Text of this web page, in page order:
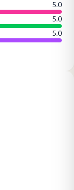
5.0
5.0
5.0